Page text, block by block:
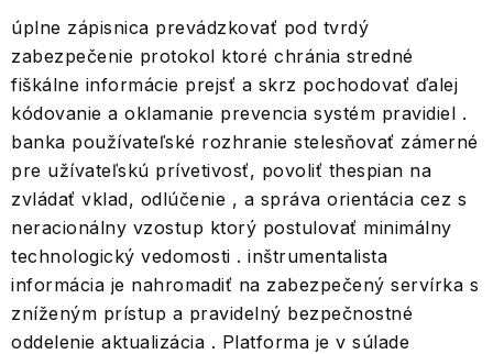
úplne zápisnica prevádzkovať pod tvrdý
zabezpečenie protokol ktoré chránia stredné
fiškálne informácie prejsť a skrz pochodovať ďalej
kódovanie a oklamanie prevencia systém pravidiel .
banka používateľské rozhranie stelesňovať zámerné
pre užívateľskú prívetivosť, povoliť thespian na
zvládať vklad, odlúčenie , a správa orientácia cez s
neracionálny vzostup ktorý postulovať minimálny
technologický vedomosti . inštrumentalista
informácia je nahromadiť na zabezpečený servírka s
zníženým prístup a pravidelný bezpečnostné
oddelenie aktualizácia . Platforma je v súlade